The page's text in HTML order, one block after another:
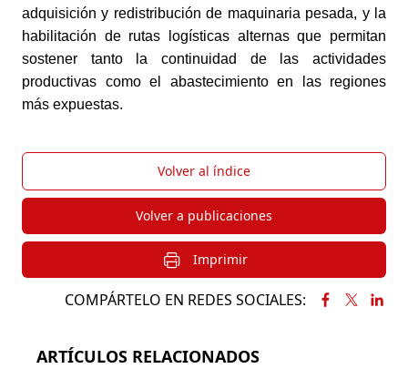
adquisición y redistribución de maquinaria pesada, y la
habilitación de rutas logísticas alternas que permitan
sostener tanto la continuidad de las actividades
productivas como el abastecimiento en las regiones
más expuestas.
Volver al índice
Volver a publicaciones
Imprimir
COMPÁRTELO EN REDES SOCIALES:
ARTÍCULOS RELACIONADOS